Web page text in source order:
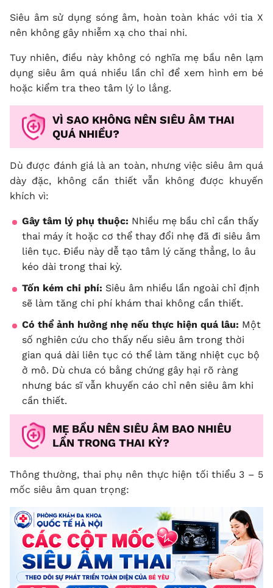
Siêu âm sử dụng sóng âm, hoàn toàn khác với tia X
nên không gây nhiễm xạ cho thai nhi.
Tuy nhiên, điều này không có nghĩa mẹ bầu nên lạm
dụng siêu âm quá nhiều lần chỉ để xem hình em bé
hoặc kiểm tra theo tâm lý lo lắng.
VÌ SAO KHÔNG NÊN SIÊU ÂM THAI
QUÁ NHIỀU?
Dù được đánh giá là an toàn, nhưng việc siêu âm quá
dày đặc, không cần thiết vẫn không được khuyến
khích vì:
Gây tâm lý phụ thuộc: Nhiều mẹ bầu chỉ cần thấy
thai máy ít hoặc cơ thể thay đổi nhẹ đã đi siêu âm
liên tục. Điều này dễ tạo tâm lý căng thẳng, lo âu
kéo dài trong thai kỳ.
Tốn kém chi phí: Siêu âm nhiều lần ngoài chỉ định
sẽ làm tăng chi phí khám thai không cần thiết.
Có thể ảnh hưởng nhẹ nếu thực hiện quá lâu: Một
số nghiên cứu cho thấy nếu siêu âm trong thời
gian quá dài liên tục có thể làm tăng nhiệt cục bộ
ở mô. Dù chưa có bằng chứng gây hại rõ ràng
nhưng bác sĩ vẫn khuyến cáo chỉ nên siêu âm khi
cần thiết.
MẸ BẦU NÊN SIÊU ÂM BAO NHIÊU
LẦN TRONG THAI KỲ?
Thông thường, thai phụ nên thực hiện tối thiểu 3 – 5
mốc siêu âm quan trọng: